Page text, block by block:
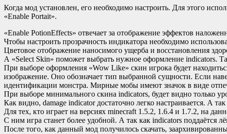
Когда мод установлен, его необходимо настроить. Для этого
«Enable Portait».
«Enable PotionEffects» отвечает за отображение эффектов
Чтобы настроить прозрачность индикатора необходимо
Цветовое отображение наносимого ущерба и восстановления
А «Select Skin» поможет выбрать нужное оформление indicators.
При выборе оформления «Wow Like» скин игрока будет
изображение. Оно обозначает тип выбранной сущности. Если
идентификации монстра. Мирные мобы имеют значок в виде
При выборе минимального скина indicators, будет видно только
Как видно, damage indicator достаточно легко настраивается. А
Для тех, кто играет на версиях minecraft 1.5.2, 1.6.4 и 1.7.2, на
С ним игра станет более удобной. А так как indicators поддаётся
После того, как данный мод получилось скачать,